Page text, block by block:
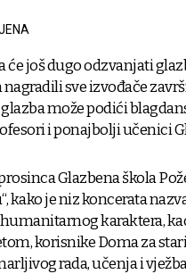
će još dugo odzvanjati
sve izvođače
glazba može podići
i ponajbolji učenici
Glazbena škola
kako je niz koncerata
karaktera,
korisnike Doma za
rada, učenja i